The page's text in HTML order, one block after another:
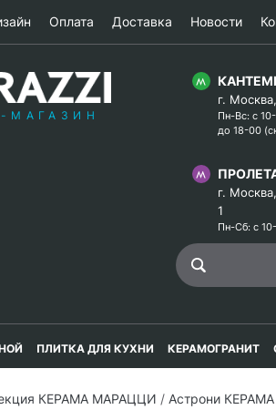
Оплата Доставка Новости
МАГАЗИН
г.
Пн-Вс: с
до 18-00
г.
1
Пн-Сб: с
ПЛИТКА ДЛЯ КУХНИ КЕРАМОГРАНИТ
КЕРАМА МАРАЦЦИ / Астрони